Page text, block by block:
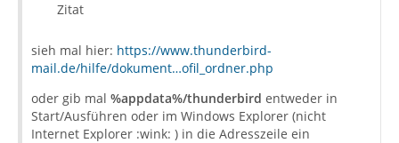
Zitat
sieh mal hier: https://www.thunderbird-
mail.de/hilfe/dokument…ofil_ordner.php
oder gib mal %appdata%/thunderbird entweder in
Start/Ausführen oder im Windows Explorer (nicht
Internet Explorer :wink: ) in die Adresszeile ein